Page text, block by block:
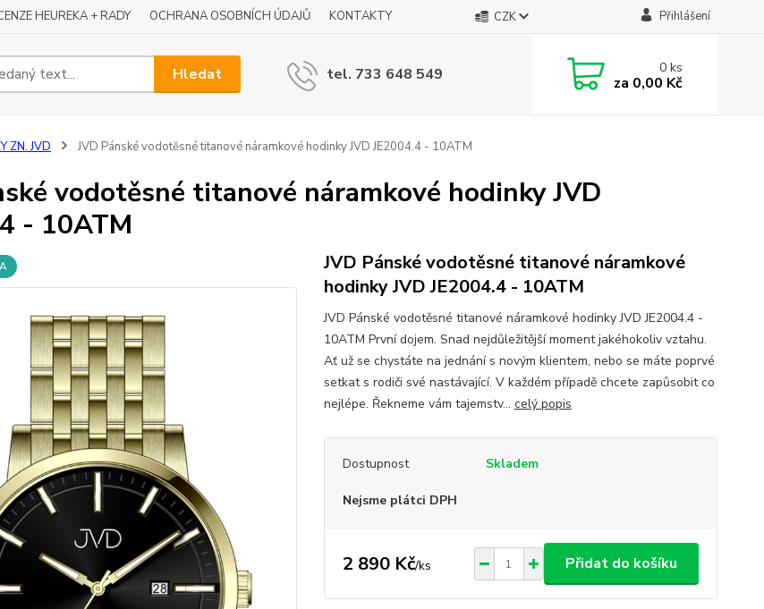
HEUREKA + RADY OCHRANA OSOBNÍCH ÚDAJŮ KONTAKTY CZK Přihlášení
Hledat tel. 733 648 549 0ks
za 0,00 Kč
ZN. JVD JVD Pánské vodotěsné titanové náramkové hodinky JVD JE2004.4 - 10ATM
vodotěsné titanové náramkové hodinky JVD
- 10ATM
JVD Pánské vodotěsné titanové náramkové
hodinky JVD JE2004.4 - 10ATM
JVD Pánské vodotěsné titanové náramkové hodinky JVD JE2004.4 -
10ATM První dojem. Snad nejdůležitější moment jakéhokoliv vztahu.
Ať už se chystáte na jednání s novým klientem, nebo se máte poprvé
setkat s rodiči své nastávající. V každém případě chcete zapůsobit co
nejlépe. Řekneme vám tajemstv... celý popis
Dostupnost Skladem
Nejsme plátci DPH
2 890 Kč/ks Přidat do košíku